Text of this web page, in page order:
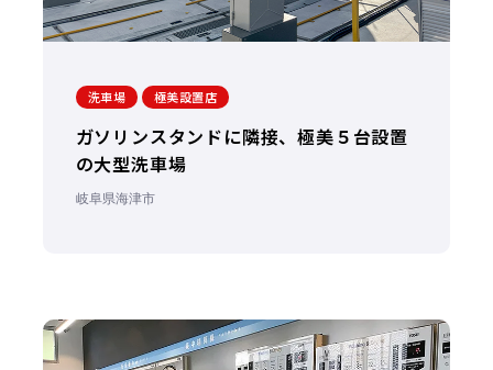
洗車場 極美設置店
ガソリンスタンドに隣接、極美５台設置
の大型洗車場
岐阜県海津市